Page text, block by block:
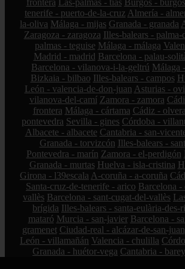
frontera Las-palmas - tías Burgos - burgos
tenerife - puerto-de-la-cruz Almería -
la-oliva Málaga - mijas Granada - granada
Zaragoza - zaragoza Illes-balears - palma-
palmas - teguise Málaga - málaga
Madrid - madrid Barcelona - palau-
Barcelona - vilanova-i-la-geltrú Málaga
Bizkaia - bilbao Illes-balears - campos
León - valencia-de-don-juan Asturias -
vilanova-del-camí Zamora - zamora
frontera Málaga - cártama Cádiz - olvera
pontevedra Sevilla - gines Córdoba -
Albacete - albacete Cantabria - san-
Granada - torvizcón Illes-balears -
Pontevedra - marín Zamora - el-perdigón
Granada - murtas Huelva - isla-cristina
Girona - l39escala A-coruña - a-coruña
Santa-cruz-de-tenerife - arico Barcelona -
vallès Barcelona - sant-cugat-del-vallès
brígida Illes-balears - santa-eulària-des-
mataró Murcia - san-javier Barcelona -
gramenet Ciudad-real - alcázar-de-san-juan
León - villamañán Valencia - chulilla
Granada - huétor-vega Cantabria -